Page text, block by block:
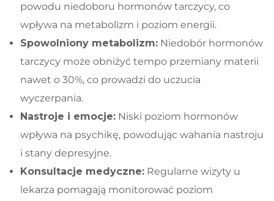
powodu niedoboru hormonów tarczycy, co
wpływa na metabolizm i poziom energii.
Spowolniony metabolizm: Niedobór hormonów
tarczycy może obniżyć tempo przemiany materii
nawet o 30%, co prowadzi do uczucia
wyczerpania.
Nastroje i emocje: Niski poziom hormonów
wpływa na psychikę, powodując wahania nastroju
i stany depresyjne.
Konsultacje medyczne: Regularne wizyty u
lekarza pomagają monitorować poziom